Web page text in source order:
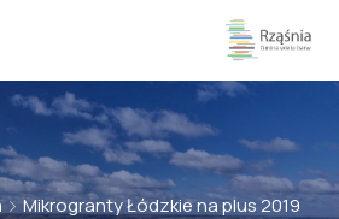
Mikrogranty Łódzkie na plus 2019